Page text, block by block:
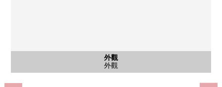
外觀
外觀
門口
門口
收納
收納
公共汽車
公共汽車
廁所
廁所
陽台
陽台
停車場
停車場
LIFE御幣島商店(約700m)
步行9分鐘
7-Eleven大阪御幣島6丁目商店(約300m)
步行4分鐘
大阪市立御幣島小學(約450m)
步行6分鐘
大阪市立佃中學(約1100m)
步行14分鐘
財團法人大阪勞働衛生Center第一醫院(約300m)
步行4分鐘
西澱川歌島橋郵局(約400m)
步行5分鐘